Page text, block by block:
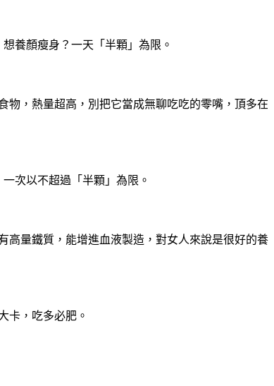
養顏瘦身？一天「半顆」為限。
物，熱量超高，別把它當成無聊吃吃的零嘴，頂多在
次以不超過「半顆」為限。
高量鐵質，能增進血液製造，對女人來說是很好的養
卡，吃多必肥。